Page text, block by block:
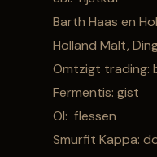
Barth Haas en
Holland Malt,
Omtzigt trading:
Fermentis: gist
OI: flessen
Smurfit Kappa: